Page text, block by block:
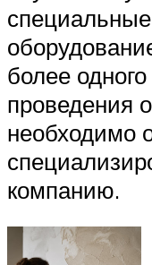
более
проведения
необходимо
компанию.